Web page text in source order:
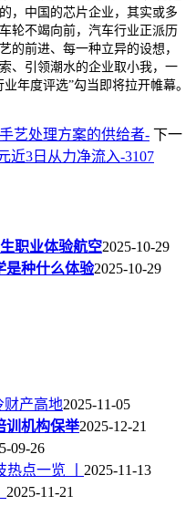
，中国的芯片企业，其实或多
轮不竭向前，汽车行业正派历
的前进、每一种立异的设想，
、引领潮水的企业取小我，一
年度评选”勾当即将拉开帷幕。
艺处理方案的供给者- 下一
近3日从力净流入-3107
职业体验航空2025-10-29
是种什么体验2025-10-29
财产高地2025-11-05
训机构保举2025-12-21
09-26
点一览 丨 2025-11-13
2025-11-21